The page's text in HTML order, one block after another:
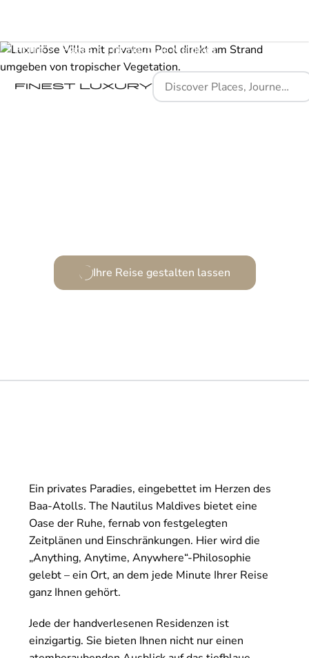
Home Places The Nautilus Maldives
Ihre Reise gestalten lassen
Ein privates Paradies, eingebettet im Herzen des
Baa-Atolls. The Nautilus Maldives bietet eine
Oase der Ruhe, fernab von festgelegten
Zeitplänen und Einschränkungen. Hier wird die
„Anything, Anytime, Anywhere“-Philosophie
gelebt – ein Ort, an dem jede Minute Ihrer Reise
ganz Ihnen gehört.
Jede der handverlesenen Residenzen ist
einzigartig. Sie bieten Ihnen nicht nur einen